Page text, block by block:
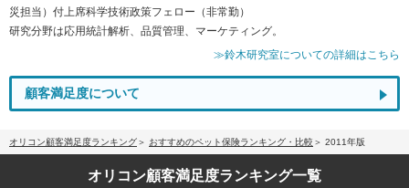
災担当）付上席科学技術政策フェロー（非常勤）
研究分野は応用統計解析、品質管理、マーケティング。
≫鈴木研究室についての詳細はこちら
顧客満足度について
オリコン顧客満足度ランキング おすすめのペット保険ランキング・比較 2011年版
オリコン顧客満足度ランキング一覧